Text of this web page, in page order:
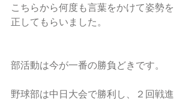
こちらから何度も言葉をかけて姿勢を
正してもらいました。
部活動は今が一番の勝負どきです。
野球部は中日大会で勝利し、２回戦進